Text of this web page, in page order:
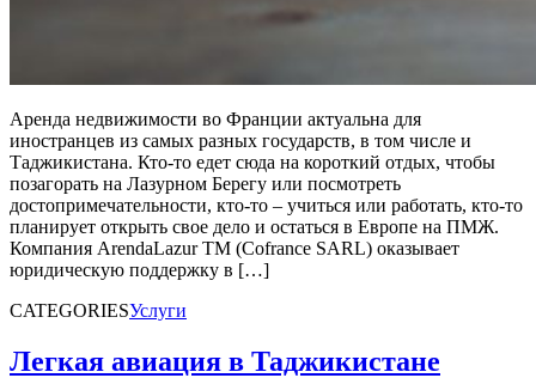
Аренда недвижимости во Франции актуальна для
иностранцев из самых разных государств, в том числе и
Таджикистана. Кто-то едет сюда на короткий отдых, чтобы
позагорать на Лазурном Берегу или посмотреть
достопримечательности, кто-то – учиться или работать, кто-то
планирует открыть свое дело и остаться в Европе на ПМЖ.
Компания ArendaLazur TM (Cofrance SARL) оказывает
юридическую поддержку в […]
CATEGORIESУслуги
Легкая авиация в Таджикистане